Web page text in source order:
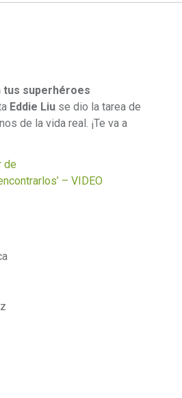
tus superhéroes
Eddie Liu se dio la tarea de
de la vida real. ¡Te va a
de
– VIDEO